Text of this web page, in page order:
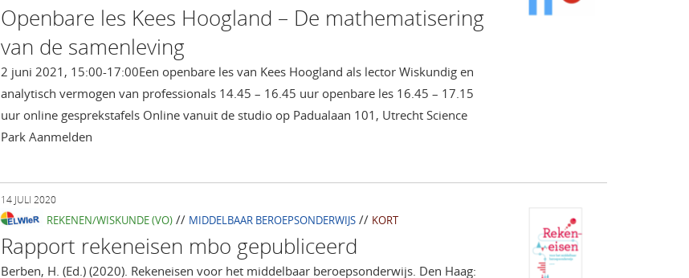
Openbare les Kees Hoogland – De mathematisering
van de samenleving
2 juni 2021, 15:00-17:00Een openbare les van Kees Hoogland als lector Wiskundig en
analytisch vermogen van professionals 14.45 – 16.45 uur openbare les 16.45 – 17.15
uur online gesprekstafels Online vanuit de studio op Padualaan 101, Utrecht Science
Park Aanmelden
14 JULI 2020
REKENEN/WISKUNDE (VO) // MIDDELBAAR BEROEPSONDERWIJS // KORT
Rapport rekeneisen mbo gepubliceerd
Berben, H. (Ed.) (2020). Rekeneisen voor het middelbaar beroepsonderwijs. Den Haag: